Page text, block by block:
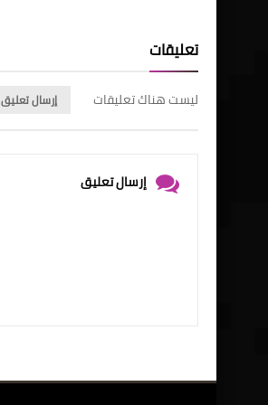
تعليقات
ليست هناك تعليقات إرسال تعليق
إرسال تعليق